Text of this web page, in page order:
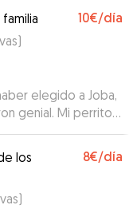
comunicación y
10€/día
)
elegido a Joba,
genial. Mi perrito
en ningun
y cariño que
fotitos y Tobi
genia, no le faltaba
los
8€/día
)